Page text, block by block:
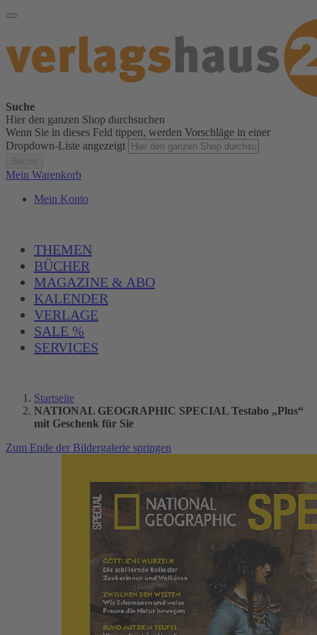
Suche
Hier den ganzen Shop durchsuchen
Wenn Sie in dieses Feld tippen, werden Vorschläge in einer
Dropdown-Liste angezeigt
Mein Warenkorb
Mein Konto
THEMEN
BÜCHER
MAGAZINE & ABO
KALENDER
VERLAGE
SALE %
SERVICES
Startseite
NATIONAL GEOGRAPHIC SPECIAL Testabo „Plus“
mit Geschenk für Sie
Zum Ende der Bildergalerie springen